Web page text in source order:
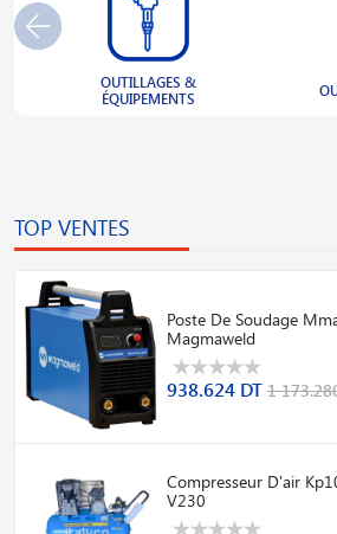
OUTILLAGES &
ÉQUIPEMENTS
TOP VENTES
Poste De Soudage
Magmaweld
938.624 DT 1
Compresseur D'air
V230